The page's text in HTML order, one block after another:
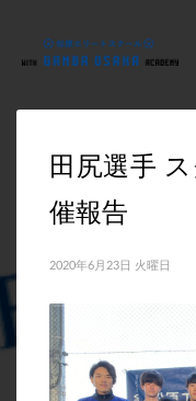
ARCHIVES
2025年9月
2025年8月
2025年5月
2025年3月
2024年11月
田尻選手
催報告
2020年6月23日 火曜日